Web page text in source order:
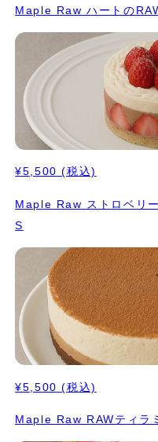
Maple Raw ハートの
¥5,500 (税込)
Maple Raw ストロベリ
S
¥5,500 (税込)
Maple Raw RAWティラ